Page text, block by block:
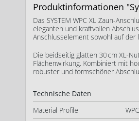
Produktinformationen
Das SYSTEM WPC XL Zaun-
eleganten und kraftvollen
Anschlusselement sowohl auf der
Die beidseitig glatten 30 cm XL-
Flächenwirkung. Kombiniert mit
robuster und formschöner
Technische Daten
Material Profile